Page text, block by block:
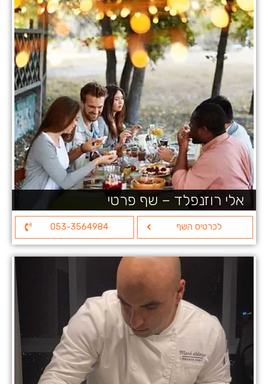
אלי רוזנפלד – שף פרטי
לכרטיס השף 053-3564984